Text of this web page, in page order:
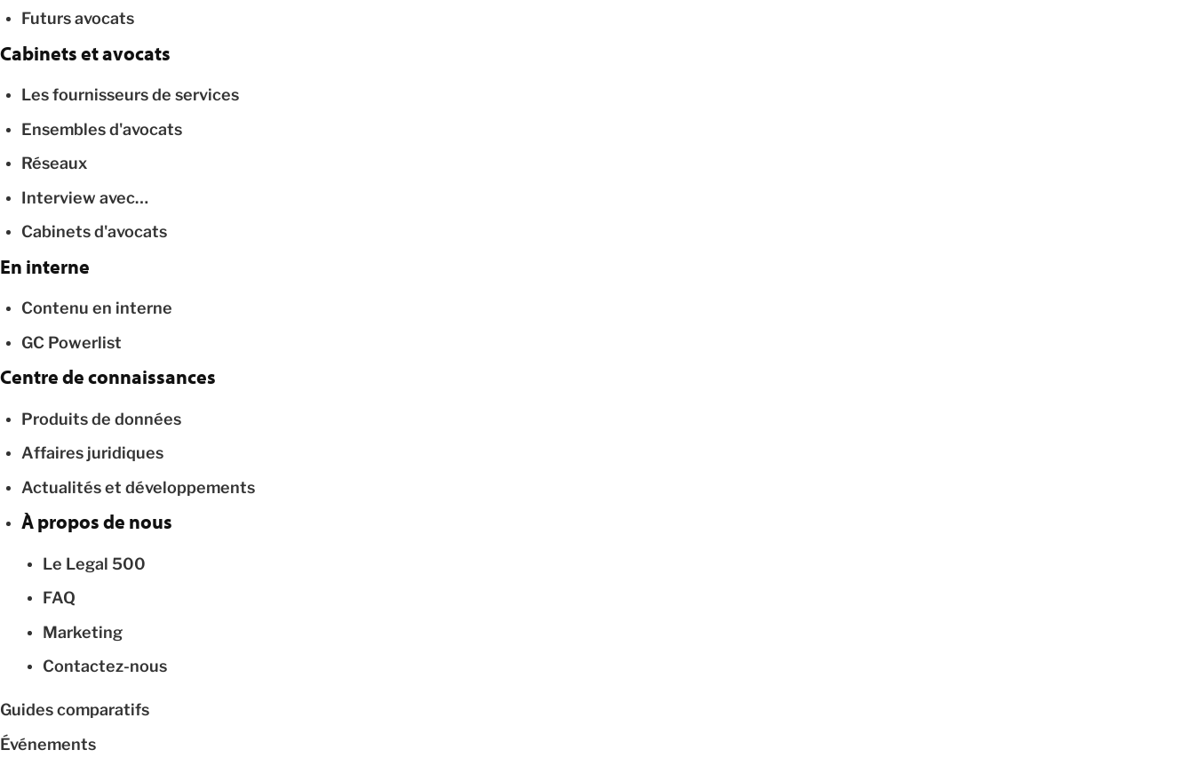
Futurs avocats
Cabinets et avocats
Les fournisseurs de services
Ensembles d'avocats
Réseaux
Interview avec…
Cabinets d'avocats
En interne
Contenu en interne
GC Powerlist
Centre de connaissances
Produits de données
Affaires juridiques
Actualités et développements
À propos de nous
Le Legal 500
FAQ
Marketing
Contactez-nous
Guides comparatifs
Événements